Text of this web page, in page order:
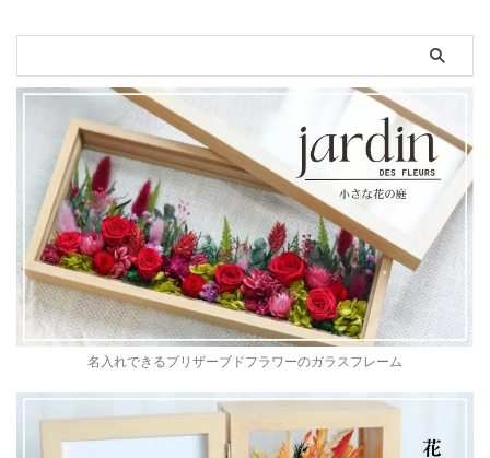
名入れできるプリザーブドフラワーのガラスフレーム